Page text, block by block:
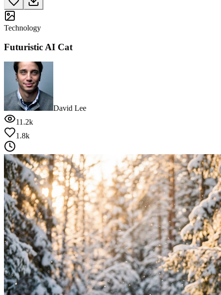
Technology
Futuristic AI Cat
David Lee
11.2k
1.8k